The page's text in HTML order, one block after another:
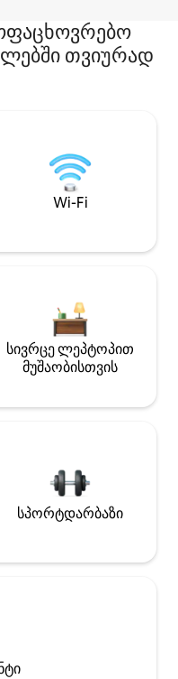
თვიურად
Wi-Fi
სივრცე ლეპტოპით
მუშაობისთვის
სპორტდარბაზი